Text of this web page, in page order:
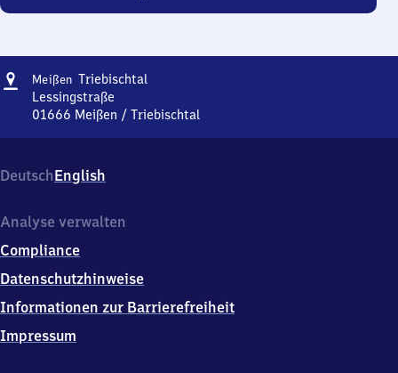
Adresse
Meißen TriebischtalMeißen
Lessingstraße
01666 Meißen / Triebischtal
Lessingstraße,
0
6
6
Meißen
Triebischtal
DeutschEnglish
Analyse verwalten
Compliance
Datenschutzhinweise
Informationen zur Barrierefreiheit
Impressum